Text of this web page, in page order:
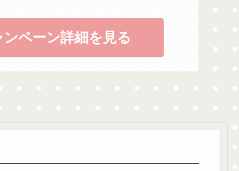
ペーン詳細を見る